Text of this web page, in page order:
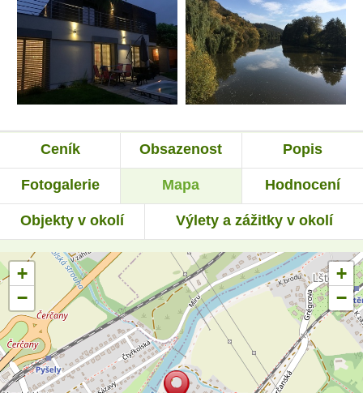
Ceník Obsazenost Popis
Fotogalerie Mapa Hodnocení
Objekty v okolí Výlety a zážitky v okolí
+
−
+
−